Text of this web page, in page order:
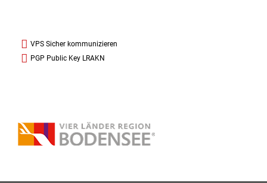
VPS Sicher kommunizieren
PGP Public Key LRAKN